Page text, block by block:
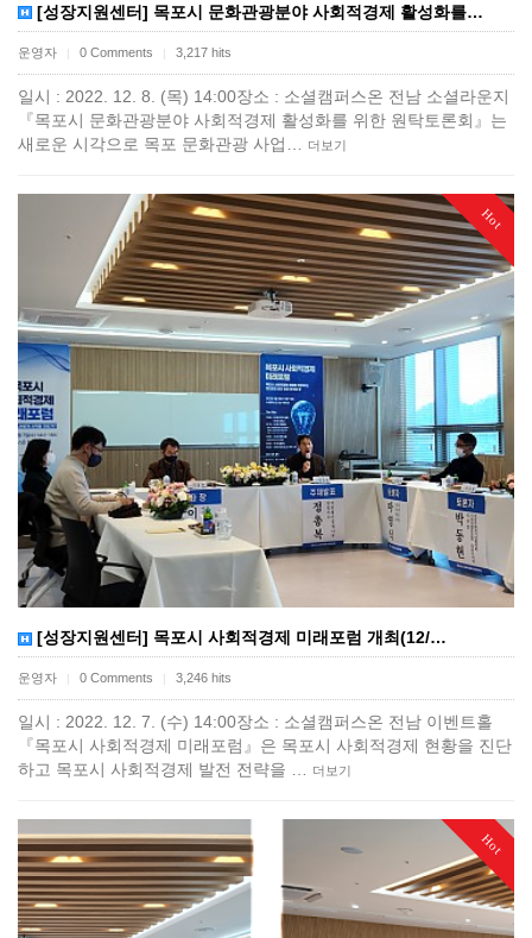
[성장지원센터] 목포시 문화관광분야 사회적경제 활성화를…
운영자 | 0 Comments | 3,217 hits
일시 : 2022. 12. 8. (목) 14:00장소 : 소셜캠퍼스온 전남 소셜라운지
『목포시 문화관광분야 사회적경제 활성화를 위한 원탁토론회』는
새로운 시각으로 목포 문화관광 사업…
더보기
Hot
[성장지원센터] 목포시 사회적경제 미래포럼 개최(12/…
운영자 0 Comments 3,246 hits
일시 : 2022. 12. 7. (수) 14:00장소 : 소셜캠퍼스온 전남 이벤트홀
『목포시 사회적경제 미래포럼』은 목포시 사회적경제 현황을 진단
하고 목포시 사회적경제 발전 전략을 … 더보기
Hot